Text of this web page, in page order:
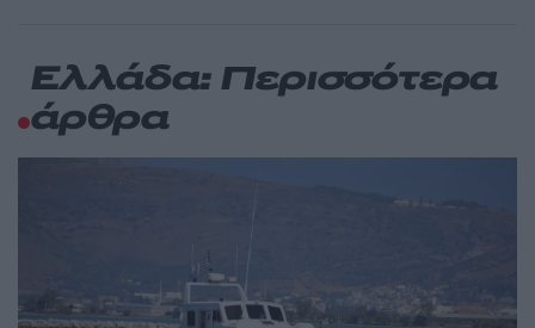
Ελλάδα: Περισσότερα
άρθρα